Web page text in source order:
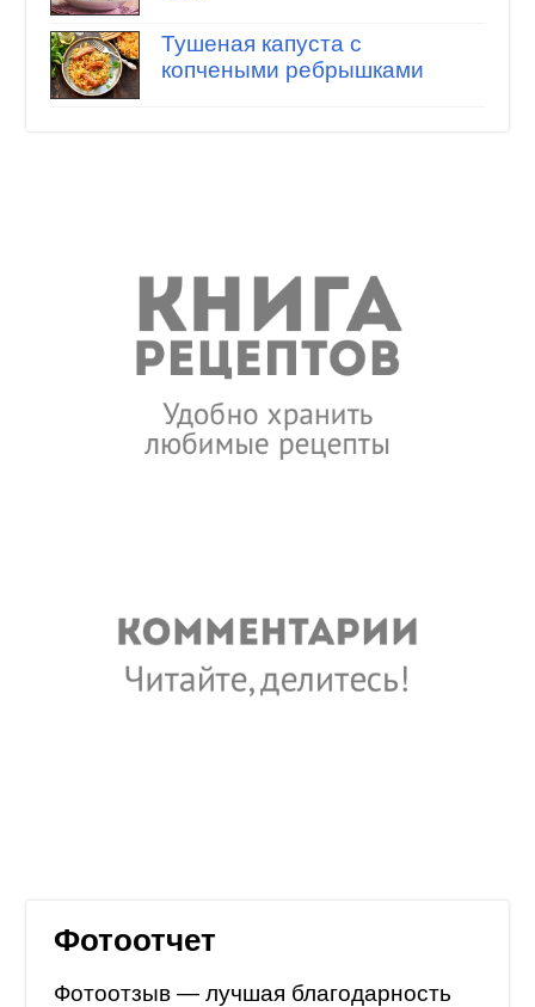
Тушеная капуста с
копчеными ребрышками
Фотоотчет
Фотоотзыв — лучшая благодарность